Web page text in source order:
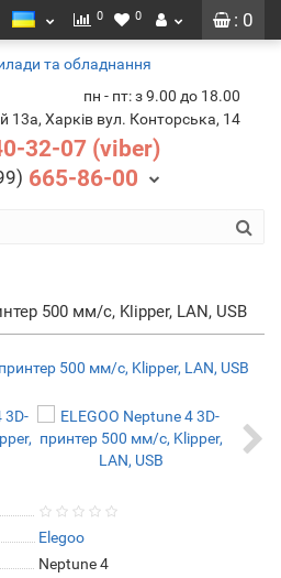
: 0
0 0
пн - пт: з 9.00 до 18.00
13а, Харків вул. Конторська, 14
32-07 (viber)
665-86-00
500 мм/с, Klipper, LAN, USB
Elegoo
Neptune 4